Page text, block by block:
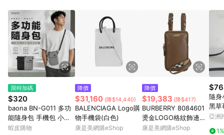
限時加碼
$320
baona BN-G011 多功
能隨身包 手機包 小包
側背包 單肩包 迷你手
蝦皮購物
降價
$31,160 (降$14,440)
BALENCIAGA Logo購
物手機袋(白色)
康是美網購eShop
降價
$19,383 (降$417)
BURBERRY 8084601
燙金LOGO格紋飾邊斜
背手機包.咖
康是美網購eShop
隨身
黑草
亞洲
1%